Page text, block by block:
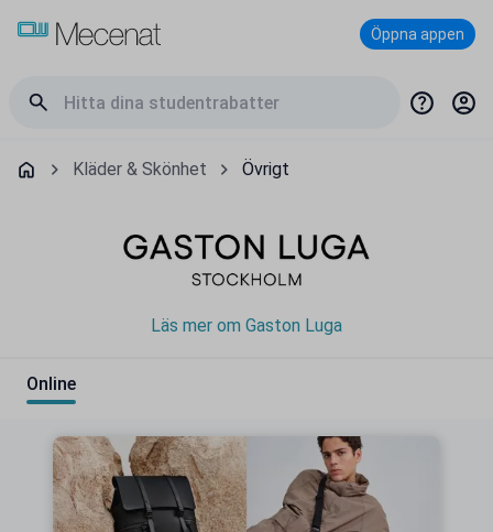
Öppna appen
Kläder & Skönhet Övrigt
Läs mer om Gaston Luga
Online